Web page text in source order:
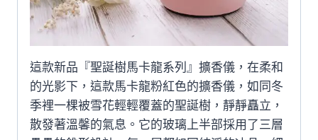
這款新品『聖誕樹馬卡龍系列』擴香儀，在柔和
的光影下，這款馬卡龍粉紅色的擴香儀，如同冬
季裡一棵被雪花輕輕覆蓋的聖誕樹，靜靜矗立，
散發著溫馨的氣息。它的玻璃上半部採用了三層